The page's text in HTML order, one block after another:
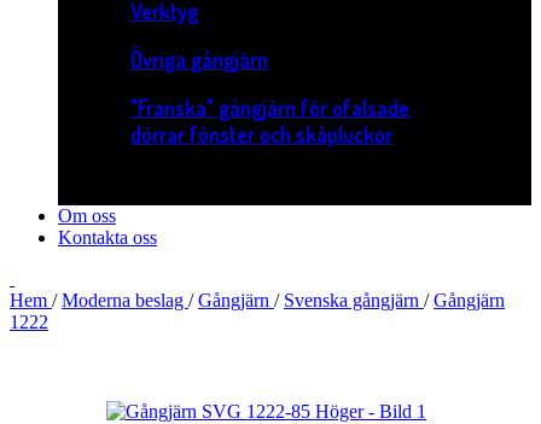
Verktyg
Övriga gångjärn
"Franska" gångjärn för ofalsade
dörrar fönster och skåpluckor
Om oss
Kontakta oss
Hem / Moderna beslag / Gångjärn / Svenska gångjärn / Gångjärn
1222